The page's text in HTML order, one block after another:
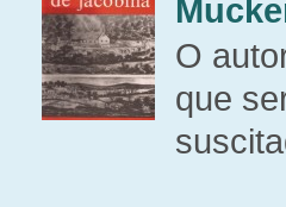
O
que